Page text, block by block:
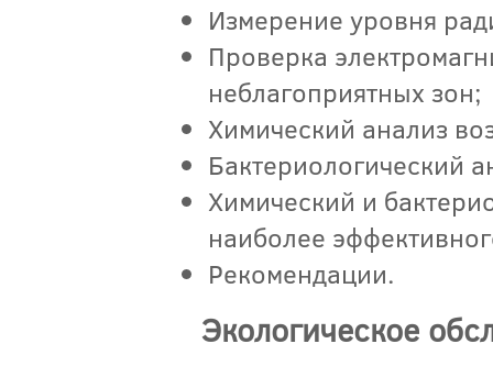
Измерение уровня
Проверка
неблагоприятных зон;
Химический анализ
Бактериологический
Химический и
наиболее
Рекомендации.
Экологическое